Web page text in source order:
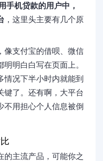
手机贷款的用户中，
，这里头主要有几个原
，像支付宝的借呗、微信
明白白写在页面上。
情况下半小时内就能到
键了。还有啊，大平台
不用担心个人信息被倒
的主流产品，可能你之